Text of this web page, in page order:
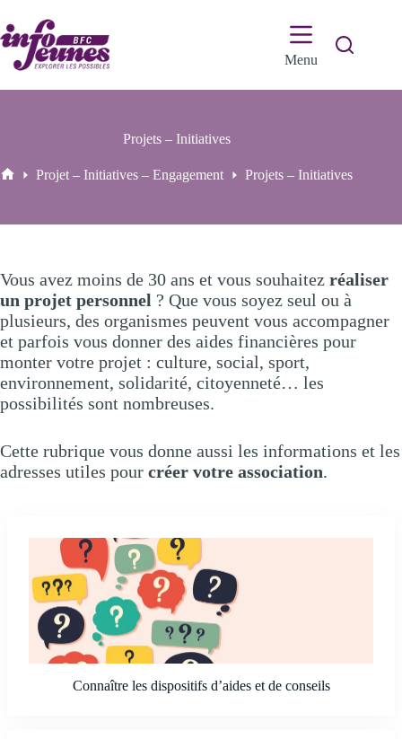
au
contenu
Menu
Projets – Initiatives
Projet – Initiatives – Engagement Projets – Initiatives
Vous avez moins de 30 ans et vous souhaitez réaliser
un projet personnel ? Que vous soyez seul ou à
plusieurs, des organismes peuvent vous accompagner
et parfois vous donner des aides financières pour
monter votre projet : culture, social, sport,
environnement, solidarité, citoyenneté… les
possibilités sont nombreuses.
Cette rubrique vous donne aussi les informations et les
adresses utiles pour créer votre association.
Connaître les dispositifs d’aides et de conseils